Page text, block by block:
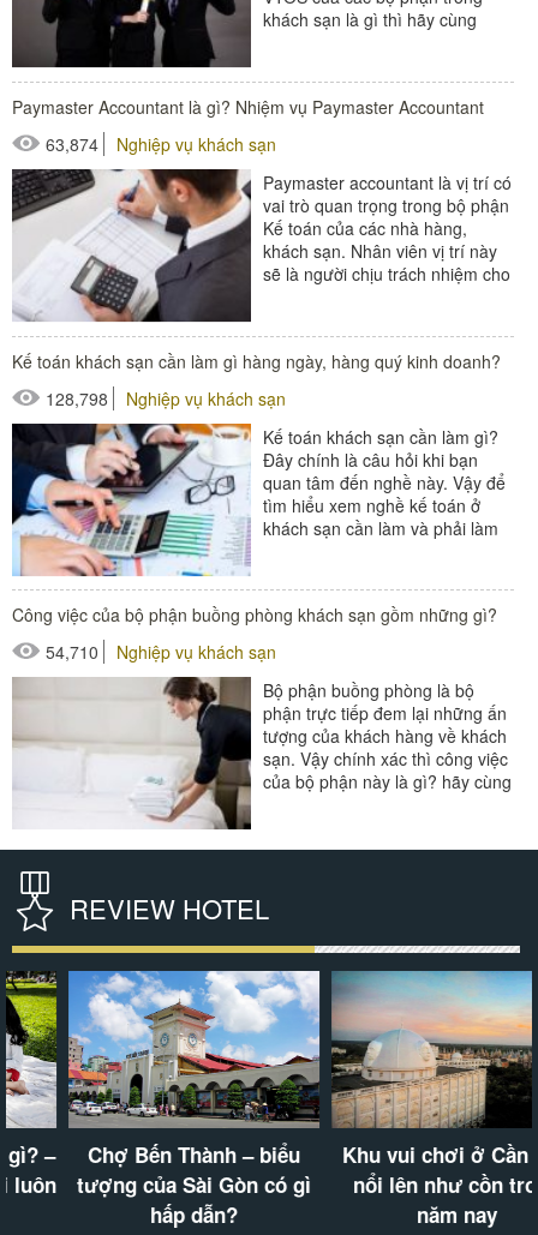
khách sạn là gì thì hãy cùng
#thiết bị nhà hàng - bếp
Paymaster Accountant là gì? Nhiệm vụ Paymaster Accountant
63,874
Nghiệp vụ khách sạn
Paymaster accountant là vị trí có
vai trò quan trọng trong bộ phận
Kế toán của các nhà hàng,
khách sạn. Nhân viên vị trí này
sẽ là người chịu trách nhiệm cho
#đồ amenities khách sạn
#thiết bị nhà hàng - bếp
Kế toán khách sạn cần làm gì hàng ngày, hàng quý kinh doanh?
128,798
Nghiệp vụ khách sạn
Kế toán khách sạn cần làm gì?
Đây chính là câu hỏi khi bạn
quan tâm đến nghề này. Vậy để
tìm hiểu xem nghề kế toán ở
khách sạn cần làm và phải làm
#thiết bị buồng phòng
#thiết bị sảnh - ngoại cảnh
Công việc của bộ phận buồng phòng khách sạn gồm những gì?
54,710
Nghiệp vụ khách sạn
Bộ phận buồng phòng là bộ
phận trực tiếp đem lại những ấn
tượng của khách hàng về khách
sạn. Vậy chính xác thì công việc
của bộ phận này là gì? hãy cùng
#Buồng phòng khách sạn
#xe giặt là
REVIEW HOTEL
Chợ Bến Thành – biểu
tượng của Sài Gòn có gì
hấp dẫn?
Khu vui chơi ở Cần Thơ
nổi lên như cồn trong
năm nay